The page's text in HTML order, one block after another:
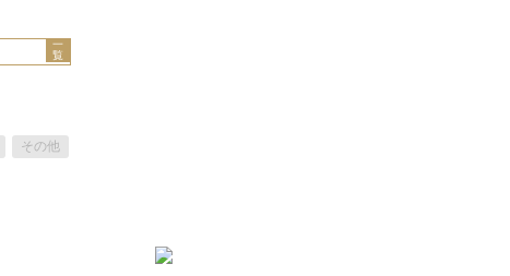
一
覧
その他